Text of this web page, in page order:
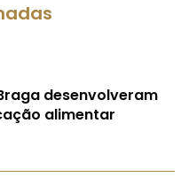
desenvolveram
alimentar